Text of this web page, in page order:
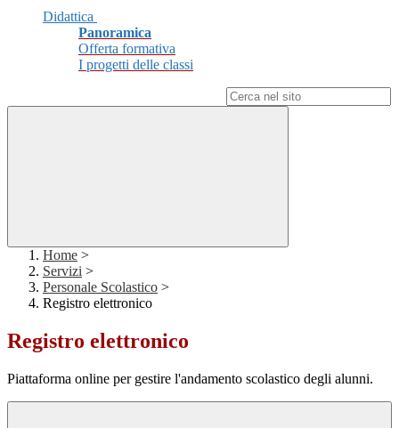
Didattica
Panoramica
Offerta formativa
I progetti delle classi
Home >
Servizi >
Personale Scolastico >
Registro elettronico
Registro elettronico
Piattaforma online per gestire l'andamento scolastico degli alunni.